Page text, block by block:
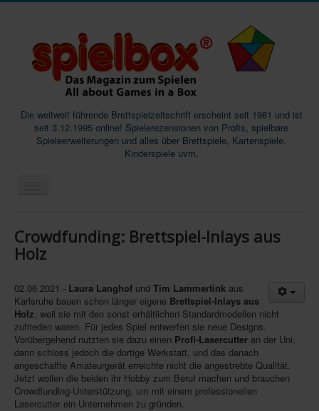
Die weltweit führende Brettspielzeitschrift erscheint seit 1981 und ist
seit 3.12.1995 online! Spielerezensionen von Profis, spielbare
Spieleerweiterungen und alles über Brettspiele, Kartenspiele,
Kinderspiele uvm.
Magazine
Podcast
SpieleMag
Infos
Shop
Download spielbox Special 2025
Crowdfunding: Brettspiel-Inlays aus
Holz
02.06.2021 - Laura Langhof und Tim Lammertink aus
Karlsruhe bauen schon länger eigene Brettspiel-Inlays aus
Holz, weil sie mit den sonst erhältlichen Standardmodellen nicht
zufrieden waren. Für jedes Spiel entwerfen sie neue Designs.
Vorübergehend nutzten sie dazu einen Profi-Lasercutter an der Uni,
dann schloss jedoch die dortige Werkstatt, und das danach
angeschaffte Amateurgerät erreichte nicht die angestrebte Qualität.
Jetzt wollen die beiden ihr Hobby zum Beruf machen und brauchen
Crowdfunding-Unterstützung, um mit einem professionellen
Lasercutter ein Unternehmen zu gründen.